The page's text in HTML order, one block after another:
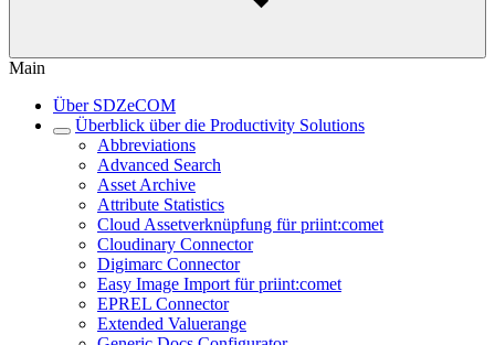
Main
Über SDZeCOM
Überblick über die Productivity Solutions
Abbreviations
Advanced Search
Asset Archive
Attribute Statistics
Cloud Assetverknüpfung für priint:comet
Cloudinary Connector
Digimarc Connector
Easy Image Import für priint:comet
EPREL Connector
Extended Valuerange